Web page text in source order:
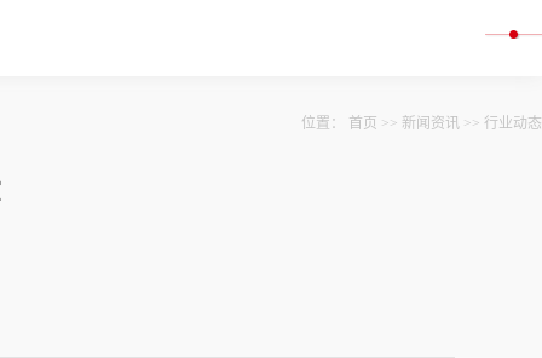
位置： 首页 >> 新闻资讯 >> 行业动态